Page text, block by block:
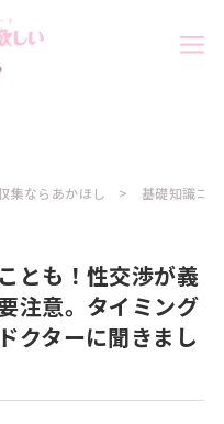
集ならあかほし 基礎知識コ
とも！性交渉が義
注意。タイミング
クターに聞きまし